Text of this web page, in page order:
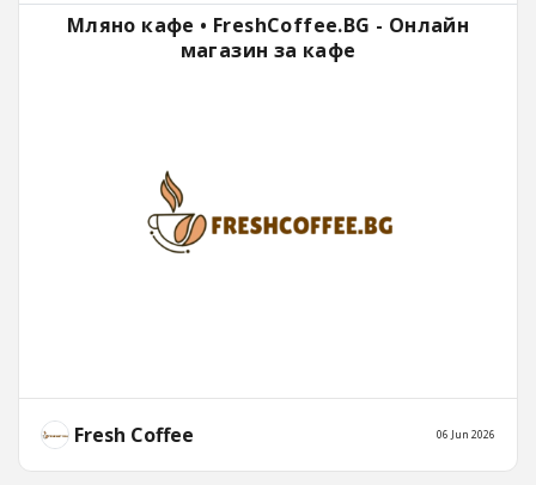
Мляно кафе • FreshCoffee.BG - Онлайн
магазин за кафе
Fresh Coffee 06 Jun 2026